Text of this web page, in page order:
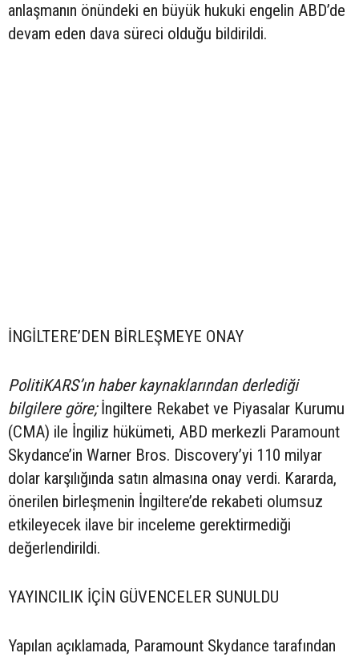
anlaşmanın önündeki en büyük hukuki engelin ABD’de
devam eden dava süreci olduğu bildirildi.
İNGİLTERE’DEN BİRLEŞMEYE ONAY
PolitiKARS’ın haber kaynaklarından derlediği
bilgilere göre;İngiltere Rekabet ve Piyasalar Kurumu
(CMA) ile İngiliz hükümeti, ABD merkezli Paramount
Skydance’in Warner Bros. Discovery’yi 110 milyar
dolar karşılığında satın almasına onay verdi. Kararda,
önerilen birleşmenin İngiltere’de rekabeti olumsuz
etkileyecek ilave bir inceleme gerektirmediği
değerlendirildi.
YAYINCILIK İÇİN GÜVENCELER SUNULDU
Yapılan açıklamada, Paramount Skydance tarafından